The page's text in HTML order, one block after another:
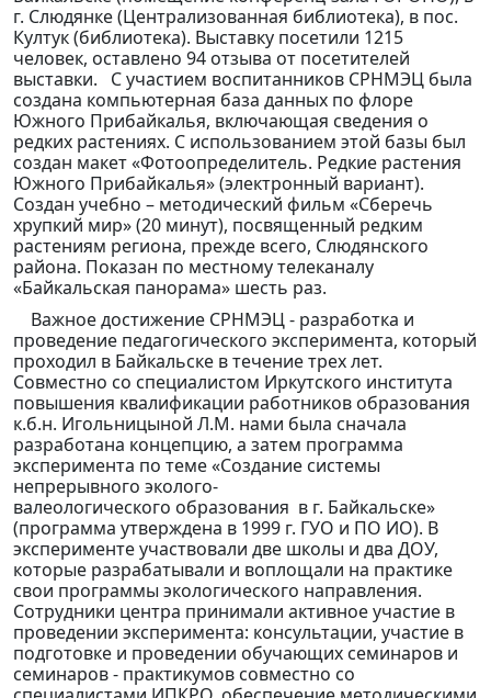
г. Слюдянке (Централизованная библиотека), в пос.
Култук (библиотека). Выставку посетили 1215
человек, оставлено 94 отзыва от посетителей
выставки. С участием воспитанников СРНМЭЦ была
создана компьютерная база данных по флоре
Южного Прибайкалья, включающая сведения о
редких растениях. С использованием этой базы был
создан макет «Фотоопределитель. Редкие растения
Южного Прибайкалья» (электронный вариант).
Создан учебно – методический фильм «Сберечь
хрупкий мир» (20 минут), посвященный редким
растениям региона, прежде всего, Слюдянского
района. Показан по местному телеканалу
«Байкальская панорама» шесть раз.
Важное достижение СРНМЭЦ - разработка и
проведение педагогического эксперимента, который
проходил в Байкальске в течение трех лет.
Совместно со специалистом Иркутского института
повышения квалификации работников образования
к.б.н. Игольницыной Л.М. нами была сначала
разработана концепцию, а затем программа
эксперимента по теме «Создание системы
непрерывного эколого-
валеологического образования в г. Байкальске»
(программа утверждена в 1999 г. ГУО и ПО ИО). В
эксперименте участвовали две школы и два ДОУ,
которые разрабатывали и воплощали на практике
свои программы экологического направления.
Сотрудники центра принимали активное участие в
проведении эксперимента: консультации, участие в
подготовке и проведении обучающих семинаров и
семинаров - практикумов совместно со